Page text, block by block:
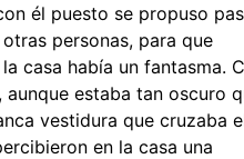
él puesto se propuso
personas, para que
casa había un fantasma.
estaba tan oscuro
vestidura que cruzaba
en la casa una